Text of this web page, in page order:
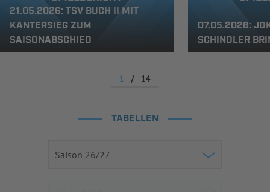
21.05.2026: TSV BUCH II MIT
KANTERSIEG ZUM
SAISONABSCHIED
07.05.2026:
SCHINDLER
1 / 14
TABELLEN